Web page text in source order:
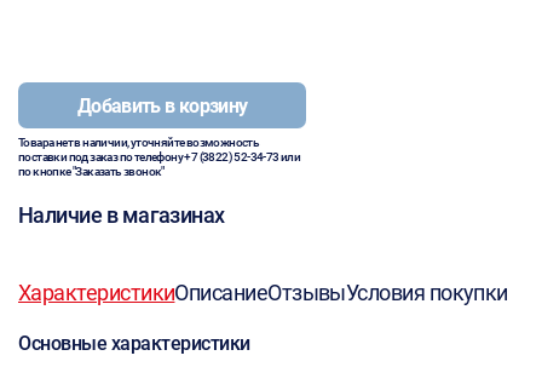
Добавить в корзину
Товара нет в наличии, уточняйте возможность
поставки под заказ по телефону+7 (3822) 52-34-73или
по кнопке "Заказать звонок"
Наличие в магазинах
ХарактеристикиОписаниеОтзывыУсловия покупки
Основные характеристики